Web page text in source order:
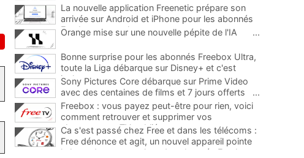
La nouvelle application Freenetic prépare son
arrivée sur Android et iPhone pour les abonnés
Freebox, testez la
Orange mise sur une nouvelle pépite de l'IA ...
Bonne surprise pour les abonnés Freebox Ultra,
toute la Liga débarque sur Disney+ et c'est
inclus
Sony Pictures Core débarque sur Prime Video
avec des centaines de films et 7 jours offerts
...
Freebox : vous payez peut-être pour rien, voici
comment retrouver et supprimer vos
abonnements TV oubliés
...
Ca s'est passé chez Free et dans les télécoms :
Free dénonce et agit, un nouvel appareil pointe
le bout de son nez chez des abonnés Freebox...